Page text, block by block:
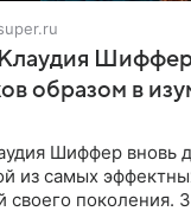
Шиффер
образом в
Шиффер вновь
из самых
своего поколения.